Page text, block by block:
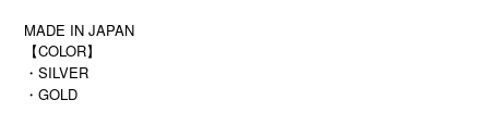
MADE IN JAPAN
【COLOR】
・SILVER
・GOLD